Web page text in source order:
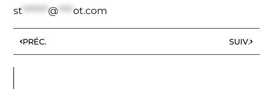
st *******@ ****ot.com
PRÉC. SUIV.